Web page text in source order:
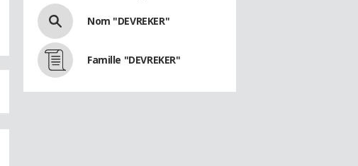
Nom "DEVREKER"
Famille "DEVREKER"